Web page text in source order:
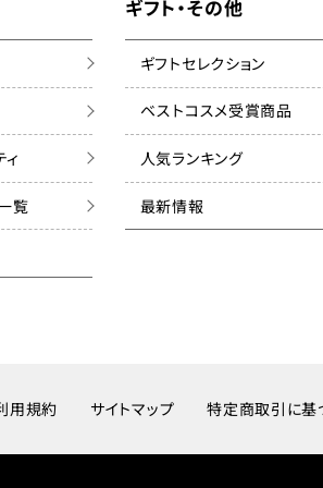
覧
ギフト・その他
ギフトセレクション
ベストコスメ受賞商品
人気ランキング
最新情報
用規約 サイトマップ 特定商取引に基